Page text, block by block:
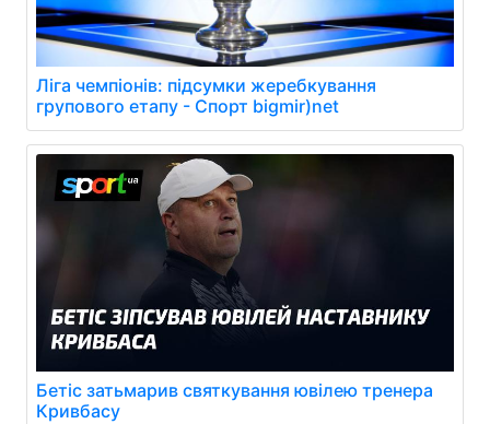
Ліга чемпіонів: підсумки жеребкування
групового етапу - Спорт bigmir)net
Бетіс затьмарив святкування ювілею тренера
Кривбасу